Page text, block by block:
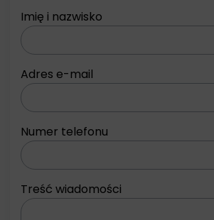
Imię i nazwisko
Adres e-mail
Numer telefonu
Treść wiadomości